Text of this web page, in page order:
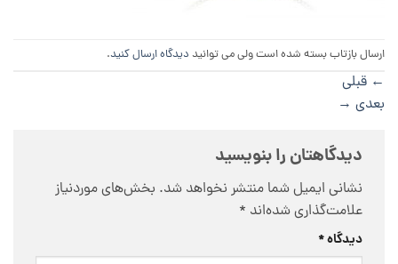
ارسال بازتاب بسته شده است ولی می توانید دیدگاه ارسال کنید.
← قبلی
بعدی →
دیدگاهتان را بنویسید
نشانی ایمیل شما منتشر نخواهد شد. بخش‌های موردنیاز
علامت‌گذاری شده‌اند *
دیدگاه*